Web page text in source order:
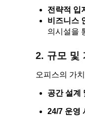
전략적 입
비즈니스
의시설을
2. 규모 및
오피스의 가
공간 설계
24/7 운영